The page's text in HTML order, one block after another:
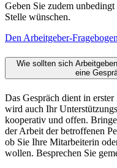
Geben Sie zudem
Stelle wünschen.
Den Arbeitgeber-
Wie sollten sich
eine
Das Gespräch dient in
wird auch Ihr
kooperativ und offen.
der Arbeit der betroffenen
ob Sie Ihre Mitarbeiterin
wollen. Besprechen Sie